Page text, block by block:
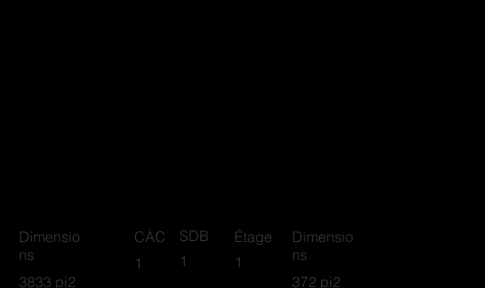
3833 pi2
Dimensio
ns
372 pi2
Dimensio
ns
1
Étage
1
SDB
1
CÀC